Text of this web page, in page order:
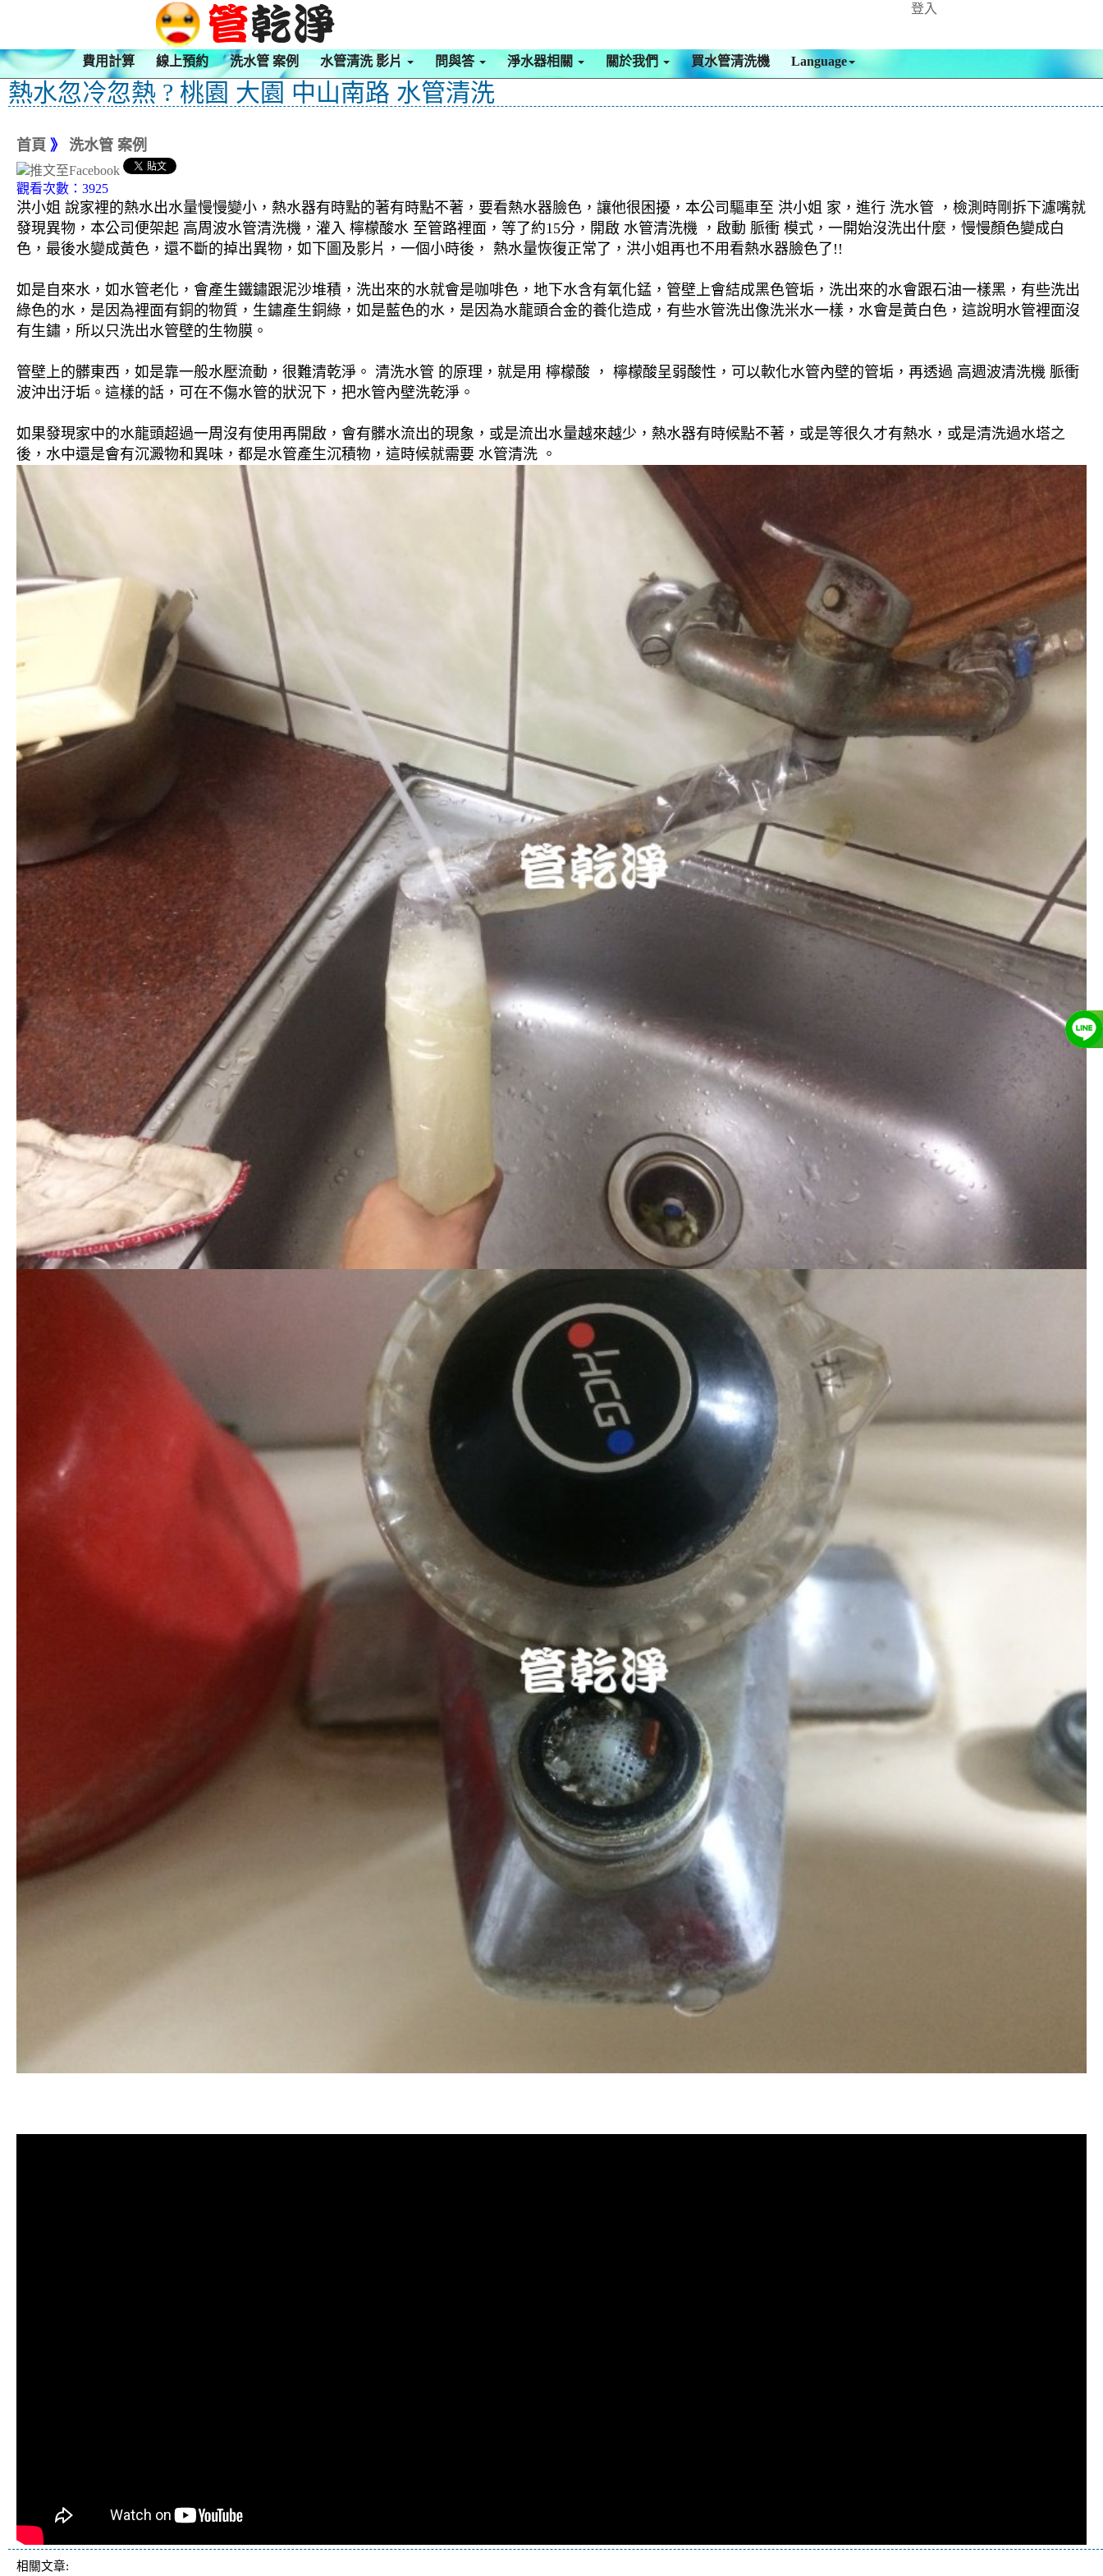
登入
費用計算 線上預約 洗水管 案例 水管清洗 影片 問與答 淨水器相關 關於我們 買水管清洗機 Language
熱水忽冷忽熱 ? 桃園 大園 中山南路 水管清洗
首頁 》 洗水管 案例
觀看次數：3925
洪小姐 說家裡的熱水出水量慢慢變小，熱水器有時點的著有時點不著，要看熱水器臉色，讓他很困擾，本公司驅車至 洪小姐 家，進行 洗水管 ，檢測時剛拆下濾嘴就
發現異物，本公司便架起 高周波水管清洗機，灌入 檸檬酸水 至管路裡面，等了約15分，開啟 水管清洗機 ，啟動 脈衝 模式，一開始沒洗出什麼，慢慢顏色變成白
色，最後水變成黃色，還不斷的掉出異物，如下圖及影片，一個小時後， 熱水量恢復正常了，洪小姐再也不用看熱水器臉色了!!
如是自來水，如水管老化，會產生鐵鏽跟泥沙堆積，洗出來的水就會是咖啡色，地下水含有氧化錳，管壁上會結成黑色管垢，洗出來的水會跟石油一樣黑，有些洗出
綠色的水，是因為裡面有銅的物質，生鏽產生銅綠，如是藍色的水，是因為水龍頭合金的養化造成，有些水管洗出像洗米水一樣，水會是黃白色，這說明水管裡面沒
有生鏽，所以只洗出水管壁的生物膜。
管壁上的髒東西，如是靠一般水壓流動，很難清乾淨。 清洗水管 的原理，就是用 檸檬酸 ， 檸檬酸呈弱酸性，可以軟化水管內壁的管垢，再透過 高週波清洗機 脈衝
波沖出汙垢。這樣的話，可在不傷水管的狀況下，把水管內壁洗乾淨。
如果發現家中的水龍頭超過一周沒有使用再開啟，會有髒水流出的現象，或是流出水量越來越少，熱水器有時候點不著，或是等很久才有熱水，或是清洗過水塔之
後，水中還是會有沉澱物和異味，都是水管產生沉積物，這時候就需要 水管清洗 。
相關文章: